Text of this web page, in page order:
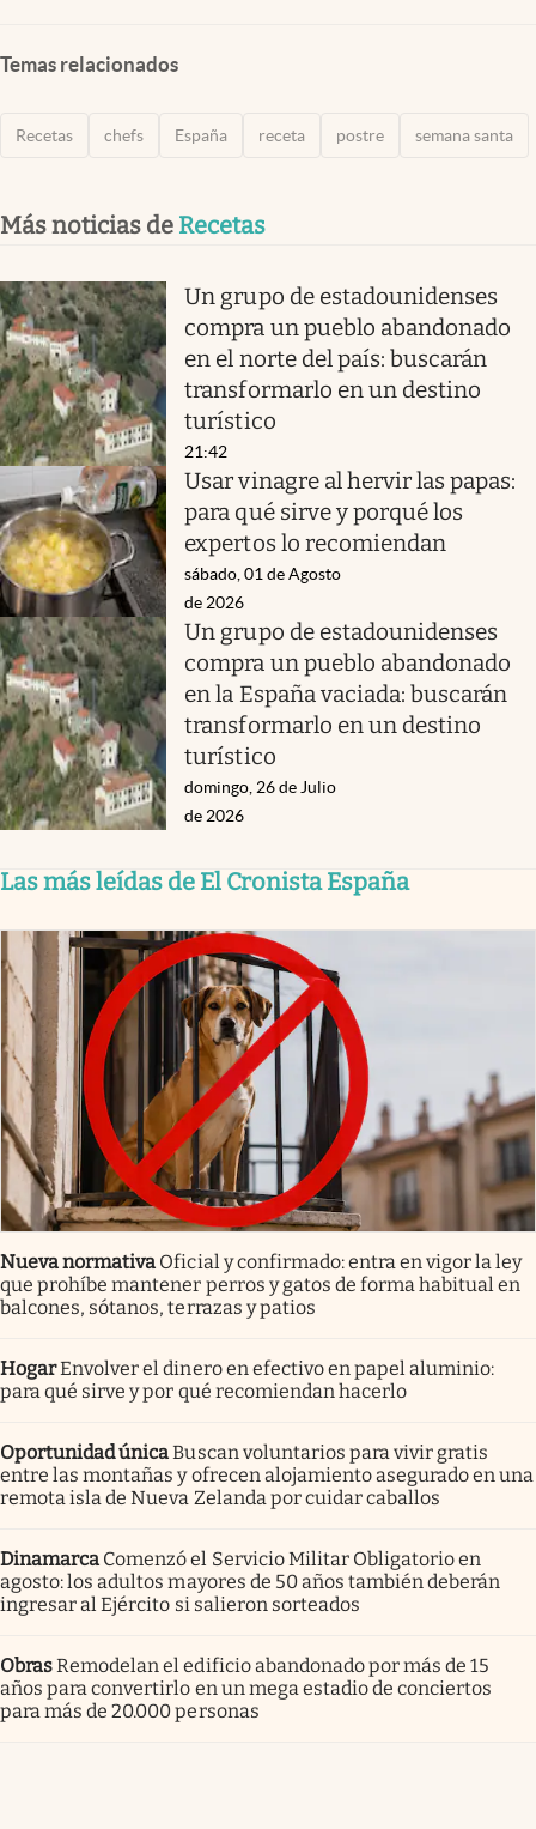
Temas relacionados
Recetas chefs España receta postre semana santa
Más noticias de Recetas
Un grupo de estadounidenses
compra un pueblo abandonado
en el norte del país: buscarán
transformarlo en un destino
turístico
21:42
Usar vinagre al hervir las papas:
para qué sirve y porqué los
expertos lo recomiendan
sábado, 01 de Agosto
de 2026
Un grupo de estadounidenses
compra un pueblo abandonado
en la España vaciada: buscarán
transformarlo en un destino
turístico
domingo, 26 de Julio
de 2026
Las más leídas de El Cronista España
Nueva normativa Oficial y confirmado: entra en vigor la ley
que prohíbe mantener perros y gatos de forma habitual en
balcones, sótanos, terrazas y patios
HogarEnvolver el dinero en efectivo en papel aluminio:
para qué sirve y por qué recomiendan hacerlo
Oportunidad únicaBuscan voluntarios para vivir gratis
entre las montañas y ofrecen alojamiento asegurado en una
remota isla de Nueva Zelanda por cuidar caballos
Dinamarca Comenzó el Servicio Militar Obligatorio en
agosto: los adultos mayores de 50 años también deberán
ingresar al Ejército si salieron sorteados
ObrasRemodelan el edificio abandonado por más de 15
años para convertirlo en un mega estadio de conciertos
para más de 20.000 personas